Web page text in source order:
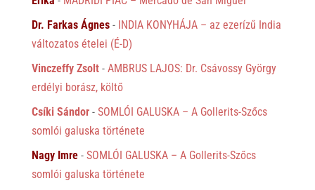
Dr. Farkas Ágnes- INDIA KONYHÁJA – az ezerízű India
változatos ételei (É-D)
Vinczeffy Zsolt- AMBRUS LAJOS: Dr. Csávossy György
erdélyi borász, költő
Csíki Sándor- SOMLÓI GALUSKA – A Gollerits-Szőcs
somlói galuska története
Nagy Imre- SOMLÓI GALUSKA – A Gollerits-Szőcs
somlói galuska története